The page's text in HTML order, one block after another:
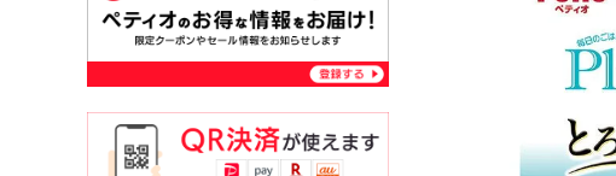
首輪・ハーネス・リード しつけ用品
替え・交換パーツ